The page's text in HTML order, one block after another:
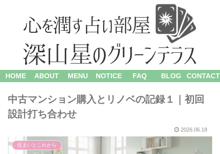
HOME ABOUT MENU NOTICE FAQ BLOG CONTACT
中古マンション購入とリノベの記録１｜初回
設計打ち合わせ
2026.06.18
住まいとこれから